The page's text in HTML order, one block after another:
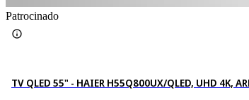
Patrocinado
TV QLED 55" - HAIER H55Q800UX/QLED, UHD